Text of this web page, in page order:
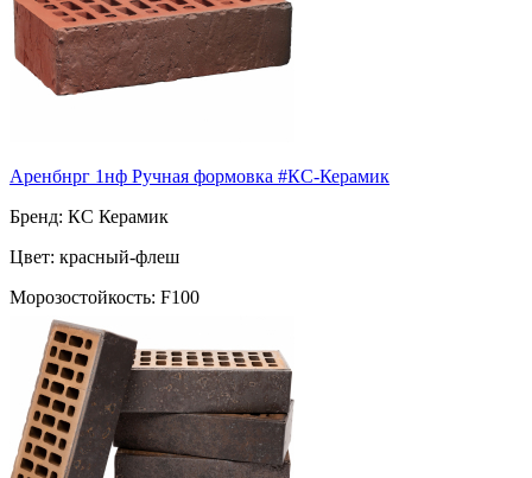
Поверхность: ручная формовка
Пустотность: полнотелый
Аренбнрг 1нф Ручная формовка #КС-Керамик
Бренд: КС Керамик
Цвет: красный-флеш
Морозостойкость: F100
Марка прочности: М 150
Поверхность: ручная формовка
Пустотность: пустотелый